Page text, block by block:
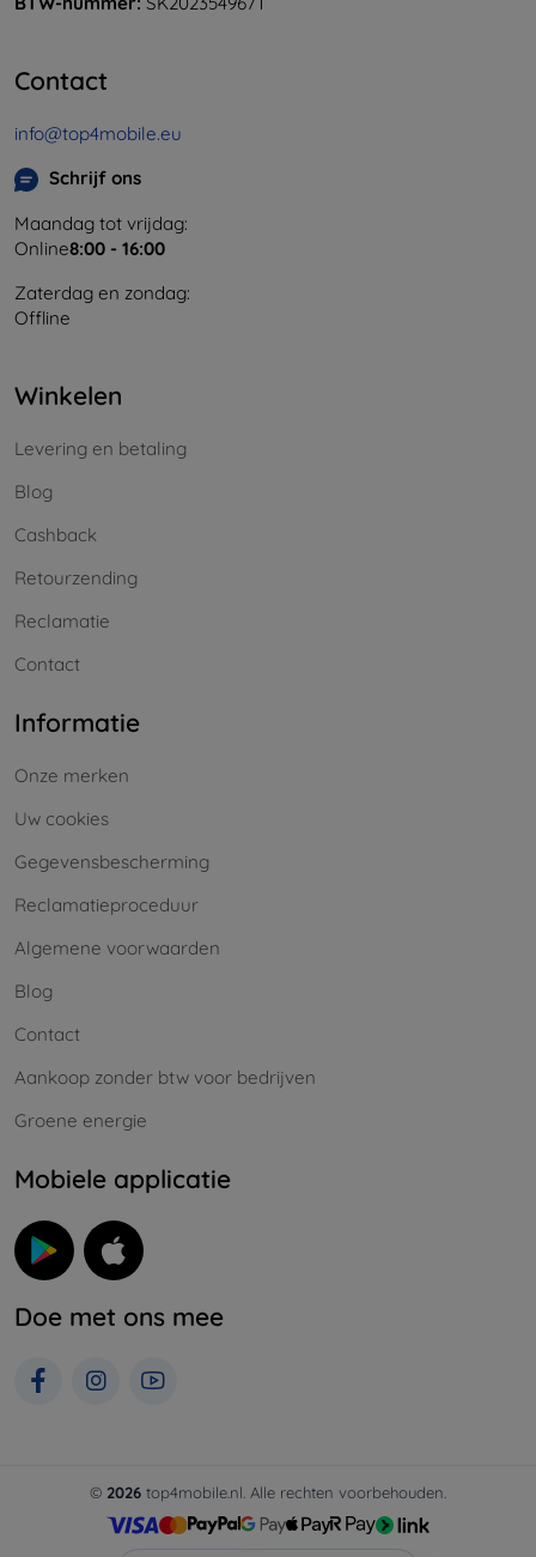
Contact
info@top4mobile.eu
Schrijf ons
Maandag tot vrijdag:
Online8:00 - 16:00
Zaterdag en zondag:
Offline
Winkelen
Levering en betaling
Blog
Cashback
Retourzending
Reclamatie
Contact
Informatie
Onze merken
Uw cookies
Gegevensbescherming
Reclamatieproceduur
Algemene voorwaarden
Blog
Contact
Aankoop zonder btw voor bedrijven
Groene energie
Mobiele applicatie
Doe met ons mee
© 2026 top4mobile.nl. Alle rechten voorbehouden.